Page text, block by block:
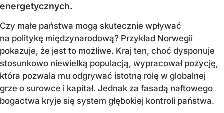
energetycznych.
Czy małe państwa mogą skutecznie wpływać
na politykę międzynarodową? Przykład Norwegii
pokazuje, że jest to możliwe. Kraj ten, choć dysponuje
stosunkowo niewielką populacją, wypracował pozycję,
która pozwala mu odgrywać istotną rolę w globalnej
grze o surowce i kapitał. Jednak za fasadą naftowego
bogactwa kryje się system głębokiej kontroli państwa.